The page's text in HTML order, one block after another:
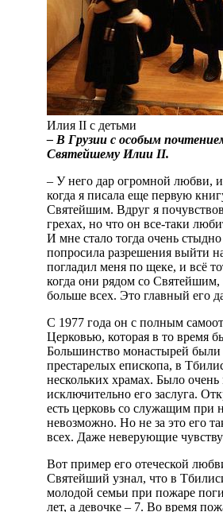
Илия II с детьми
– В Грузии с особым
Святейшему Илии II.
– У него дар огромной любви,
когда я писала еще первую
Святейшим. Вдруг я
грехах, но что он все-таки
И мне стало тогда очень
попросила разрешения выйти
погладил меня по щеке, и всё
когда они рядом со Святейшим,
больше всех. Это главный его
С 1977 года он с полным
Церковью, которая в то время
Большинство монастырей были
престарелых епископа, в
нескольких храмах. Было
исключительно его заслуга.
есть церковь со служащим при
невозможно. Но не за это его
всех. Даже неверующие
Вот пример его отеческой
Святейший узнал, что в
молодой семьи при пожаре
лет, а девочке – 7. Во время